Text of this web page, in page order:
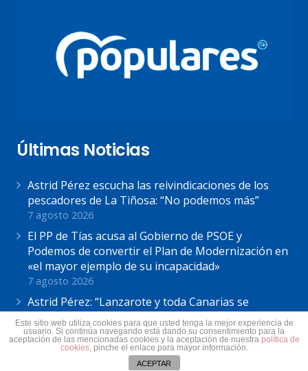
Últimas Noticias
Astrid Pérez escucha las reivindicaciones de los
pescadores de La Tiñosa: “No podemos más”
7 agosto 2026
El PP de Tías acusa al Gobierno de PSOE y
Podemos de convertir el Plan de Modernización en
«el mayor ejemplo de su incapacidad»
7 agosto 2026
Astrid Pérez: “Lanzarote y toda Canarias se
solidariza con Ceuta: España no puede seguir sin
una política migratoria de Estado”
31 julio 2026
Este sitio web utiliza cookies para que usted tenga la mejor experiencia de
usuario. Si continúa navegando está dando su consentimiento para la
aceptación de las mencionadas cookies y la aceptación de nuestra política de
cookies, pinche el enlace para mayor información.
ACEPTAR